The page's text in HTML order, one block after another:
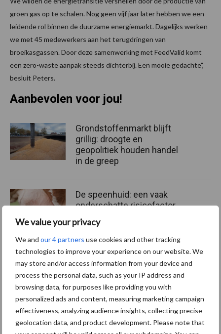
We value your privacy
We and our 4 partners use cookies and other tracking
technologies to improve your experience on our website. We
may store and/or access information from your device and
process the personal data, such as your IP address and
browsing data, for purposes like providing you with
personalized ads and content, measuring marketing campaign
effectiveness, analyzing audience insights, collecting precise
geolocation data, and product development. Please note that
groen gas op te schalen. Nog geen vijf jaar later hebben we een
leidende rol binnen de duurzame energiemarkt. Dagelijks werken
we met 45 medewerkers aan het terugdringen van
broeikasgassen. Door deze samenwerking met FeedValid komt
een zero-waste aanpak steeds dichterbij. Een mooie gedachte”,
besluit Peters.
Aanbevolen voor jou!
Grondstoffenmarkt blijft
grillig: droogte en
geopolitiek houden handel
in de greep
De speenhuid: een vaak
onderschatte risicofactor
voor mastitis
ForFarmers ziet volume en
marktaandeel groeien in
krimpende Nederlandse
markt